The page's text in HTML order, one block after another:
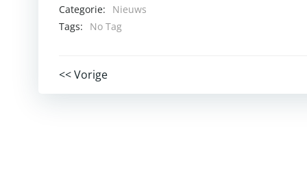
Categorie:
Nieuws
Tags:
No Tag
Post
<< Vorige